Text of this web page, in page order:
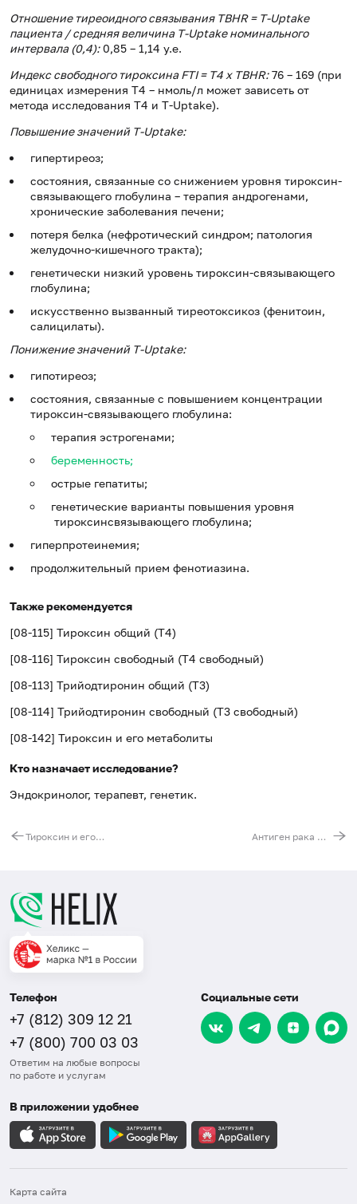
Отношение тиреоидного связывания TBHR = T-Uptake
пациента / средняя величина T-Uptake номинального
интервала (0,4):0,85 – 1,14 у.е.
Индекс свободного тироксина FTI = T4 x TBHR:76 – 169 (при
единицах измерения Т4 – нмоль/л может зависеть от
метода исследования Т4 и Т-Uptake).
Повышение значений T-Uptake:
гипертиреоз;
состояния, связанные со снижением уровня тироксин-
связывающего глобулина – терапия андрогенами,
хронические заболевания печени;
потеря белка (нефротический синдром; патология
желудочно-кишечного тракта);
генетически низкий уровень тироксин-связывающего
глобулина;
искусственно вызванный тиреотоксикоз (фенитоин,
салицилаты).
Понижение значений T-Uptake:
гипотиреоз;
состояния, связанные с повышением концентрации
тироксин-связывающего глобулина:
терапия эстрогенами;
беременность;
острые гепатиты;
генетические варианты повышения уровня
тироксинсвязывающего глобулина;
гиперпротеинемия;
продолжительный прием фенотиазина.
Также рекомендуется
[08-115] Тироксин общий (Т4)
[08-116] Тироксин свободный (Т4 свободный)
[08-113] Трийодтиронин общий (Т3)
[08-114] Трийодтиронин свободный (Т3 свободный)
[08-142] Тироксин и его метаболиты
Кто назначает исследование?
Эндокринолог, терапевт, генетик.
Тироксин и его метаболиты Антиген рака мочевого пузыря (UBC)
Телефон
+7 (812) 309 12 21
+7 (800) 700 03 03
Ответим на любые вопросы
по работе и услугам
Социальные сети
В приложении удобнее
Карта сайта